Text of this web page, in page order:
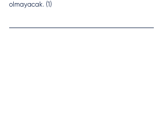
olmayacak. (1)